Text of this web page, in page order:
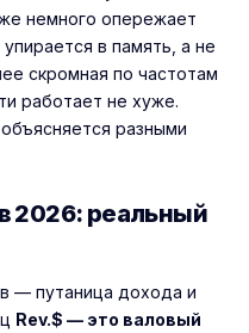
немного опережает
в память, а не
скромная по частотам
работает не хуже.
разными
2026: реальный
— путаница дохода и
Rev.$ — это валовый